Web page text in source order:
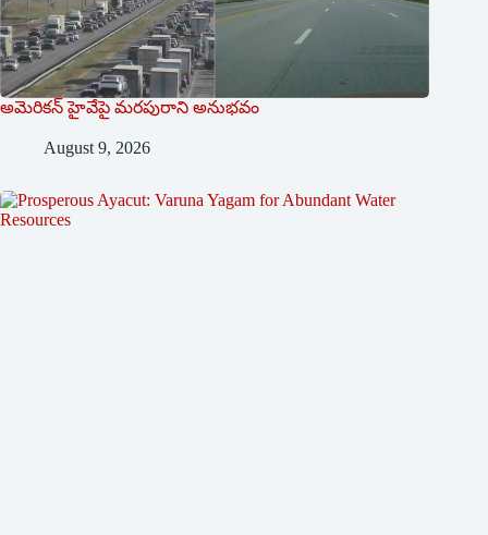
అమెరికన్ హైవేపై మ‌ర‌పురాని అనుభ‌వం
August 9, 2026